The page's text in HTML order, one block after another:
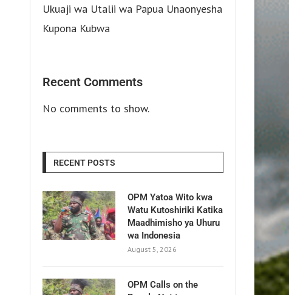
Ukuaji wa Utalii wa Papua Unaonyesha
Kupona Kubwa
Recent Comments
No comments to show.
RECENT POSTS
OPM Yatoa Wito kwa
Watu Kutoshiriki Katika
Maadhimisho ya Uhuru
wa Indonesia
August 5, 2026
OPM Calls on the